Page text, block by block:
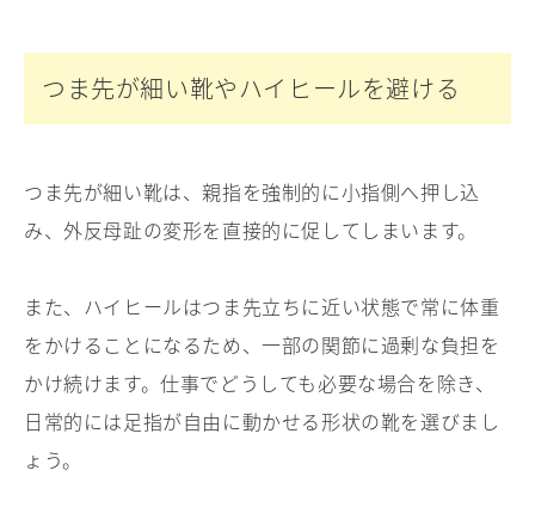
つま先が細い靴やハイヒールを避ける
つま先が細い靴は、親指を強制的に小指側へ押し込
み、外反母趾の変形を直接的に促してしまいます。
また、ハイヒールはつま先立ちに近い状態で常に体重
をかけることになるため、一部の関節に過剰な負担を
かけ続けます。仕事でどうしても必要な場合を除き、
日常的には足指が自由に動かせる形状の靴を選びまし
ょう。